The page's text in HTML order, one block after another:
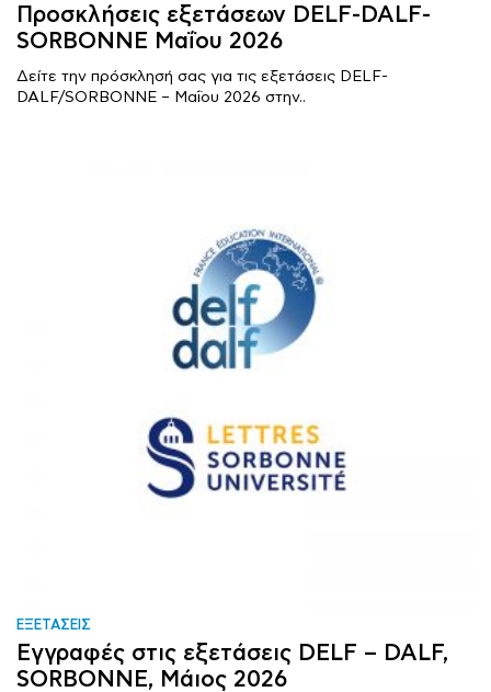
Προσκλήσεις εξετάσεων DELF-DALF-
SORBONNE Μαΐου 2026
Δείτε την πρόσκλησή σας για τις εξετάσεις DELF-
DALF/SORBONNE – Μαΐου 2026 στην..
ΕΞΕΤΑΣΕΙΣ
Εγγραφές στις εξετάσεις DELF – DALF,
SORBONNE, Μάιος 2026